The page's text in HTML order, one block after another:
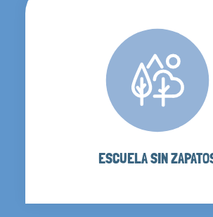
ESCUELA SIN